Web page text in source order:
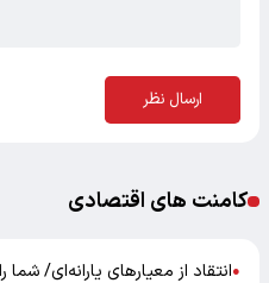
ارسال نظر
کامنت های اقتصادی
●انتقاد از معیارهای یارانه‌ای/ شما